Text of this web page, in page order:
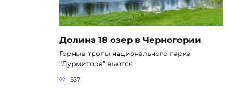
Долина 18 озер в Черногории
Горные тропы национального парка
“Дурмитора” вьются
537